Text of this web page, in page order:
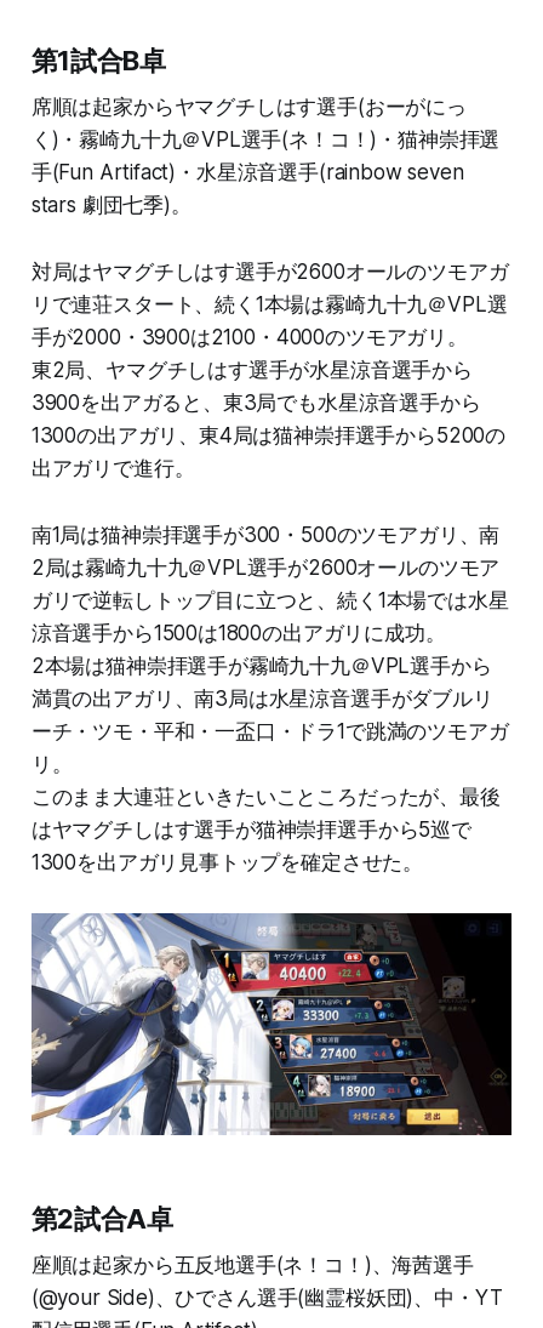
第1試合B卓
席順は起家からヤマグチしはす選手(おーがにっ
く)・霧崎九十九＠VPL選手(ネ！コ！)・猫神崇拝選
手(Fun Artifact)・水星涼音選手(rainbow seven
stars 劇団七季)。
対局はヤマグチしはす選手が2600オールのツモアガ
リで連荘スタート、続く1本場は霧崎九十九＠VPL選
手が2000・3900は2100・4000のツモアガリ。
東2局、ヤマグチしはす選手が水星涼音選手から
3900を出アガると、東3局でも水星涼音選手から
1300の出アガリ、東4局は猫神崇拝選手から5200の
出アガリで進行。
南1局は猫神崇拝選手が300・500のツモアガリ、南
2局は霧崎九十九＠VPL選手が2600オールのツモア
ガリで逆転しトップ目に立つと、続く1本場では水星
涼音選手から1500は1800の出アガリに成功。
2本場は猫神崇拝選手が霧崎九十九＠VPL選手から
満貫の出アガリ、南3局は水星涼音選手がダブルリ
ーチ・ツモ・平和・一盃口・ドラ1で跳満のツモアガ
リ。
このまま大連荘といきたいこところだったが、最後
はヤマグチしはす選手が猫神崇拝選手から5巡で
1300を出アガリ見事トップを確定させた。
第2試合A卓
座順は起家から五反地選手(ネ！コ！)、海茜選手
(@your Side)、ひでさん選手(幽霊桜妖団)、中・YT